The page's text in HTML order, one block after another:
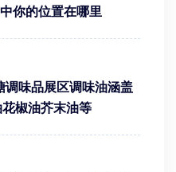
你的位置在哪里
调味品展区调味油涵盖
椒油芥末油等